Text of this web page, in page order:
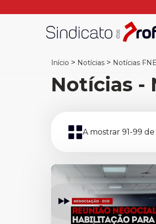
Início > Notícias > Notícias FNE
Notícias -
A mostrar 91-99